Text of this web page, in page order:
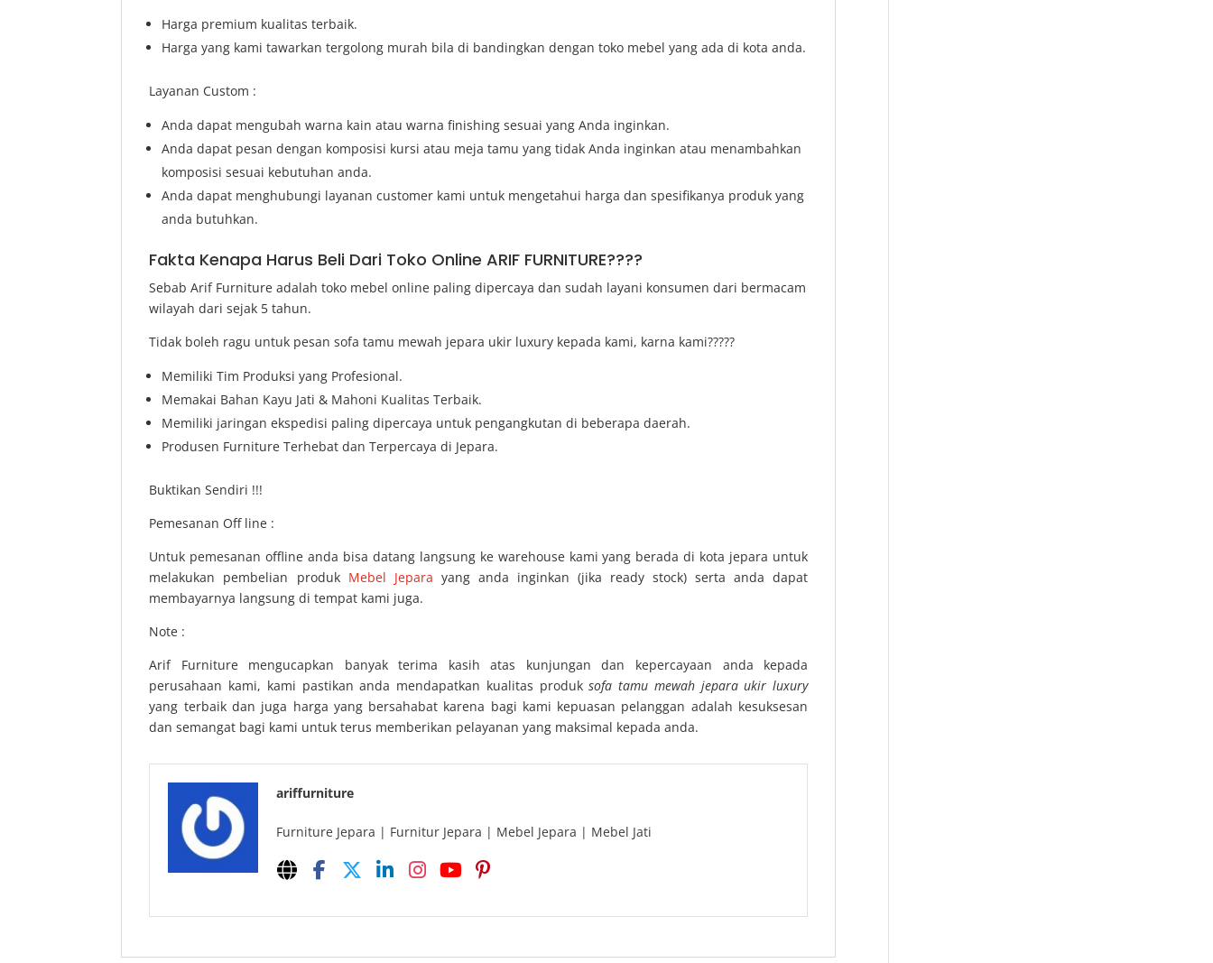
Harga premium kualitas terbaik.
Harga yang kami tawarkan tergolong murah bila di bandingkan dengan toko mebel yang ada di kota anda.
Layanan Custom :
Anda dapat mengubah warna kain atau warna finishing sesuai yang Anda inginkan.
Anda dapat pesan dengan komposisi kursi atau meja tamu yang tidak Anda inginkan atau menambahkan
komposisi sesuai kebutuhan anda.
Anda dapat menghubungi layanan customer kami untuk mengetahui harga dan spesifikanya produk yang
anda butuhkan.
Fakta Kenapa Harus Beli Dari Toko Online ARIF FURNITURE????
Sebab Arif Furniture adalah toko mebel online paling dipercaya dan sudah layani konsumen dari bermacam
wilayah dari sejak 5 tahun.
Tidak boleh ragu untuk pesan sofa tamu mewah jepara ukir luxury kepada kami, karna kami?????
Memiliki Tim Produksi yang Profesional.
Memakai Bahan Kayu Jati & Mahoni Kualitas Terbaik.
Memiliki jaringan ekspedisi paling dipercaya untuk pengangkutan di beberapa daerah.
Produsen Furniture Terhebat dan Terpercaya di Jepara.
Buktikan Sendiri !!!
Pemesanan Off line :
Untuk pemesanan offline anda bisa datang langsung ke warehouse kami yang berada di kota jepara untuk
melakukan pembelian produk Mebel Jepara yang anda inginkan (jika ready stock) serta anda dapat
membayarnya langsung di tempat kami juga.
Note :
Arif Furniture mengucapkan banyak terima kasih atas kunjungan dan kepercayaan anda kepada
perusahaan kami, kami pastikan anda mendapatkan kualitas produksofa tamu mewah jepara ukir luxury
yang terbaik dan juga harga yang bersahabat karena bagi kami kepuasan pelanggan adalah kesuksesan
dan semangat bagi kami untuk terus memberikan pelayanan yang maksimal kepada anda.
ariffurniture
Furniture Jepara | Furnitur Jepara | Mebel Jepara | Mebel Jati